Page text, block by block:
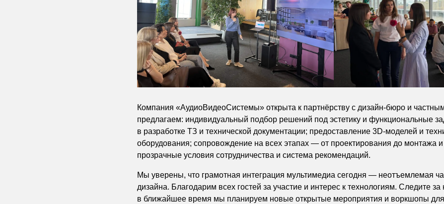
Компания «АудиоВидеоСистемы» открыта к партнёрству с дизайн-бюро и
предлагаем: индивидуальный подбор решений под эстетику и функциональные
в разработке ТЗ и технической документации; предоставление 3D-моделей и
оборудования; сопровождение на всех этапах — от проектирования до монтажа и
прозрачные условия сотрудничества и система рекомендаций.
Мы уверены, что грамотная интеграция мультимедиа сегодня — неотъемлемая
дизайна. Благодарим всех гостей за участие и интерес к технологиям. Следите
в ближайшее время мы планируем новые открытые мероприятия и воркшопы